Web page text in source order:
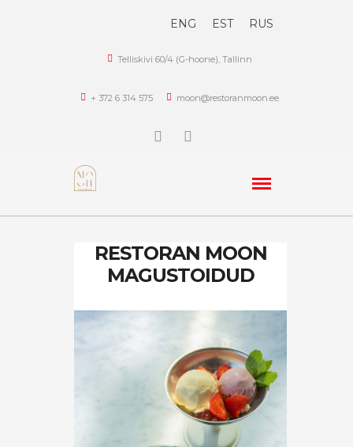
ENG EST RUS
Telliskivi 60/4 (G-hoone), Tallinn
+ 372 6 314 575 moon@restoranmoon.ee
RESTORAN MOON
MAGUSTOIDUD